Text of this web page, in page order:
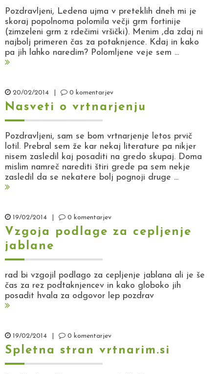
Pozdravljeni, Ledena ujma v preteklih dneh mi je
skoraj popolnoma polomila večji grm fortinije
(zimzeleni grm z rdečimi vršički). Menim ,da zdaj ni
najbolj primeren čas za potaknjence. Kdaj in kako
pa jih lahko naredim? Polomljene veje sem ...
20/02/2014 0 komentarjev
Nasveti o vrtnarjenju
Pozdravljeni, sam se bom vrtnarjenje letos prvič
lotil. Prebral sem že kar nekaj literature pa nikjer
nisem zasledil kaj posaditi na gredo skupaj. Doma
mislim namreč narediti štiri grede pa sem nekje
zasledil da se nekatere bolj pognoji druge ...
19/02/2014 0 komentarjev
Vzgoja podlage za cepljenje
jablane
rad bi vzgojil podlago za cepljenje jablana ali je še
čas za rez podtaknjencev in kako globoko jih
posadit hvala za odgovor lep pozdrav
19/02/2014 0 komentarjev
Spletna stran vrtnarim.si